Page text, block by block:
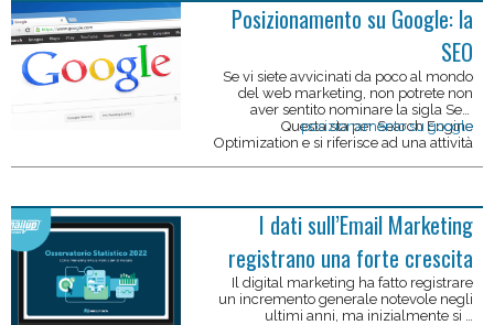
Posizionamento su Google: la
SEO
Se vi siete avvicinati da poco al mondo
del web marketing, non potrete non
aver sentito nominare la sigla Seo.
Questa sta per Search Engine
Optimization e si riferisce ad una attività
posizionamento su google
...
I dati sull’Email Marketing
registrano una forte crescita
Il digital marketing ha fatto registrare
un incremento generale notevole negli
ultimi anni, ma inizialmente si è